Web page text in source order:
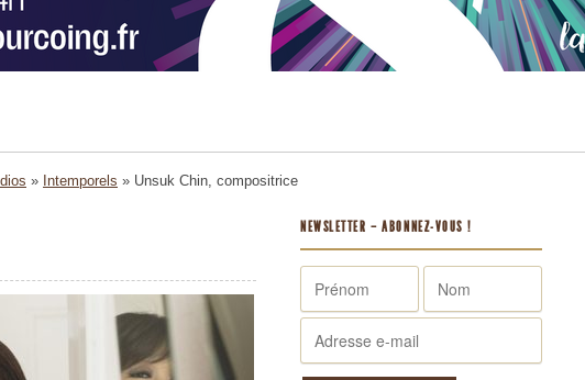
» Intemporels » Unsuk Chin, compositrice
NEWSLETTER – ABONNEZ-VOUS !